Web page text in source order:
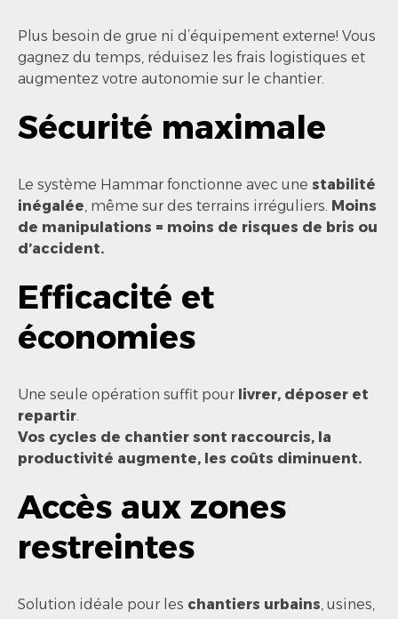
Plus besoin de grue ni d’équipement externe! Vous
gagnez du temps, réduisez les frais logistiques et
augmentez votre autonomie sur le chantier.
Sécurité maximale
Le système Hammar fonctionne avec une stabilité
inégalée, même sur des terrains irréguliers. Moins
de manipulations = moins de risques de bris ou
d’accident.
Efficacité et
économies
Une seule opération suffit pour livrer, déposer et
repartir.
Vos cycles de chantier sont raccourcis, la
productivité augmente, les coûts diminuent.
Accès aux zones
restreintes
Solution idéale pour les chantiers urbains, usines,